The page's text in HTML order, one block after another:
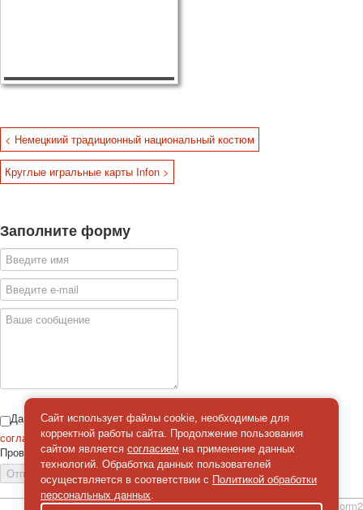
< Немецкиий традиционный национальный костюм
Круглые игральные карты Infon >
Заполните форму
Даю
согласиена обработку персональных данных
Проверка*
Отправить сообщение
simpleForm2
Сайт использует файлы cookie, необходимые для
корректной работы сайта. Продолжение пользования
сайтом является согласием на применение данных
технологий. Обработка данных пользователей
осуществляется в соответствии с Политикой обработки
персональных данных.